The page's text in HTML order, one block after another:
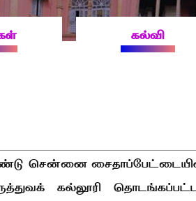
கல்வி
சென்னை சைதாப்பேட்டையில்
கல்லூரி